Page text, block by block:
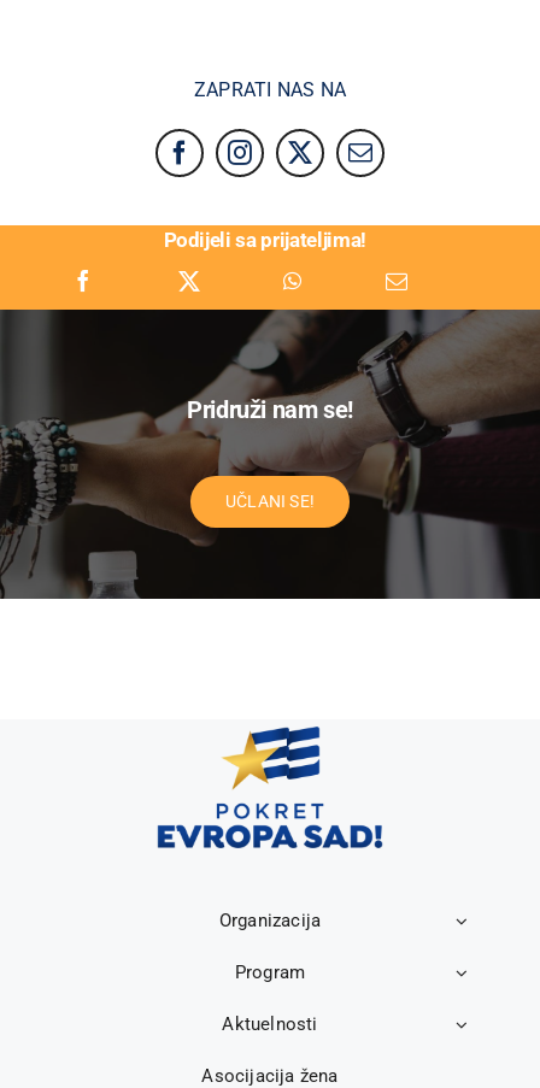
ZAPRATI NAS NA
Podijeli sa prijateljima!
Pridruži nam se!
UČLANI SE!
Organizacija
Program
Aktuelnosti
Asocijacija žena